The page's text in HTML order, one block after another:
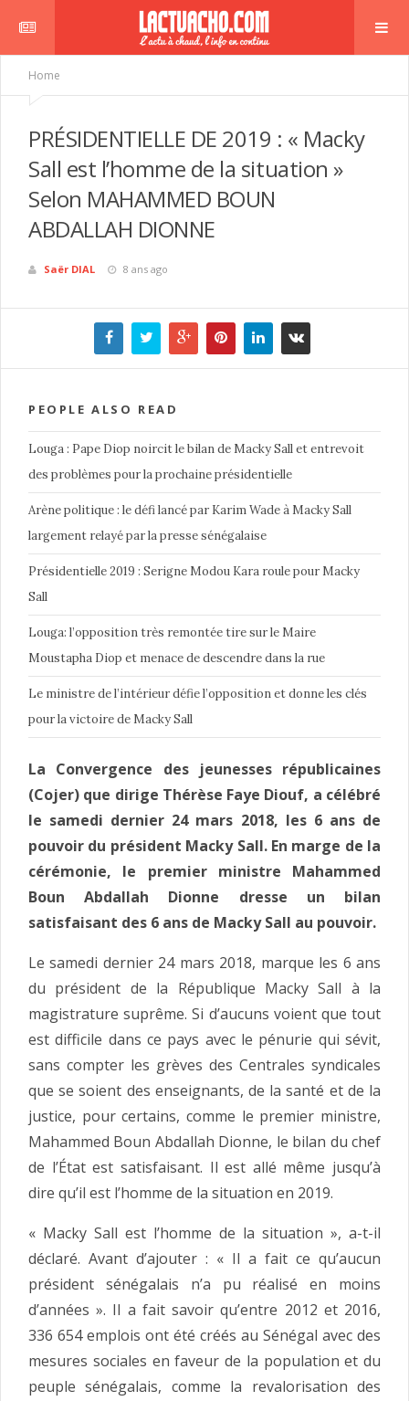
Home
PRÉSIDENTIELLE DE 2019 : « Macky
Sall est l’homme de la situation »
Selon MAHAMMED BOUN
ABDALLAH DIONNE
Saër DIAL 8 ans ago
PEOPLE ALSO READ
Louga : Pape Diop noircit le bilan de Macky Sall et entrevoit
des problèmes pour la prochaine présidentielle
Arène politique : le défi lancé par Karim Wade à Macky Sall
largement relayé par la presse sénégalaise
Présidentielle 2019 : Serigne Modou Kara roule pour Macky
Sall
Louga: l’opposition très remontée tire sur le Maire
Moustapha Diop et menace de descendre dans la rue
Le ministre de l’intérieur défie l’opposition et donne les clés
pour la victoire de Macky Sall
La Convergence des jeunesses républicaines
(Cojer) que dirige Thérèse Faye Diouf, a célébré
le samedi dernier 24 mars 2018, les 6 ans de
pouvoir du président Macky Sall. En marge de la
cérémonie, le premier ministre Mahammed
Boun Abdallah Dionne dresse un bilan
satisfaisant des 6 ans de Macky Sall au pouvoir.
Le samedi dernier 24 mars 2018, marque les 6 ans
du président de la République Macky Sall à la
magistrature suprême. Si d’aucuns voient que tout
est difficile dans ce pays avec le pénurie qui sévit,
sans compter les grèves des Centrales syndicales
que se soient des enseignants, de la santé et de la
justice, pour certains, comme le premier ministre,
Mahammed Boun Abdallah Dionne, le bilan du chef
de l’État est satisfaisant. Il est allé même jusqu’à
dire qu’il est l’homme de la situation en 2019.
« Macky Sall est l’homme de la situation », a-t-il
déclaré. Avant d’ajouter : « Il a fait ce qu’aucun
président sénégalais n’a pu réalisé en moins
d’années ». Il a fait savoir qu’entre 2012 et 2016,
336 654 emplois ont été créés au Sénégal avec des
mesures sociales en faveur de la population et du
peuple sénégalais, comme la revalorisation des